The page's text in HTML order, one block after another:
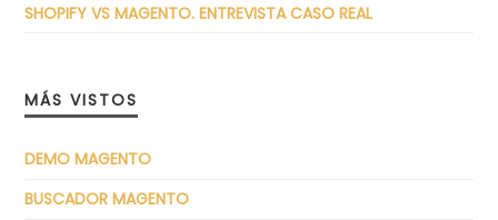
SHOPIFY VS MAGENTO. ENTREVISTA CASO REAL
MÁS VISTOS
DEMO MAGENTO
BUSCADOR MAGENTO